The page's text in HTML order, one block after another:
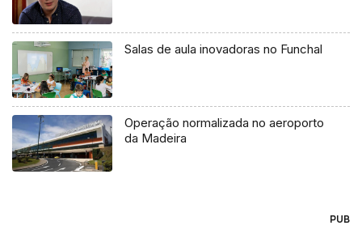
Salas de aula inovadoras no Funchal
Operação normalizada no aeroporto
da Madeira
PUB